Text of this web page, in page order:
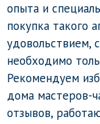
опыта и
покупка такого
удовольствием,
необходимо
Рекомендуем
дома мастеров-
отзывов,